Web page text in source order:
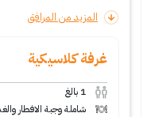
المزيد من المرافق
غرفة كلاسيكية
1 بالغ
شاملة وجبة الافطار